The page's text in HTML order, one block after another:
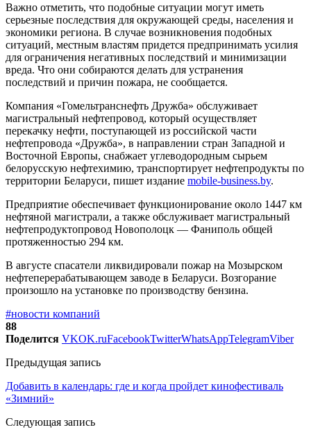
Важно отметить, что подобные ситуации могут иметь
серьезные последствия для окружающей среды, населения и
экономики региона. В случае возникновения подобных
ситуаций, местным властям придется предпринимать усилия
для ограничения негативных последствий и минимизации
вреда. Что они собираются делать для устранения
последствий и причин пожара, не сообщается.
Компания «Гомельтранснефть Дружба» обслуживает
магистральный нефтепровод, который осуществляет
перекачку нефти, поступающей из российской части
нефтепровода «Дружба», в направлении стран Западной и
Восточной Европы, снабжает углеводородным сырьем
белорусскую нефтехимию, транспортирует нефтепродукты по
территории Беларуси, пишет издание mobile-business.by.
Предприятие обеспечивает функционирование около 1447 км
нефтяной магистрали, а также обслуживает магистральный
нефтепродуктопровод Новополоцк — Фаниполь общей
протяженностью 294 км.
В августе спасатели ликвидировали пожар на Мозырском
нефтеперерабатывающем заводе в Беларуси. Возгорание
произошло на установке по производству бензина.
#новости компаний
88
Поделится VKOK.ruFacebookTwitterWhatsAppTelegramViber
Предыдущая запись
Добавить в календарь: где и когда пройдет кинофестиваль
«Зимний»
Следующая запись